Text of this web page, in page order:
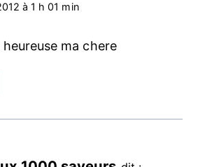
à 1 h 01 min
heureuse ma chere